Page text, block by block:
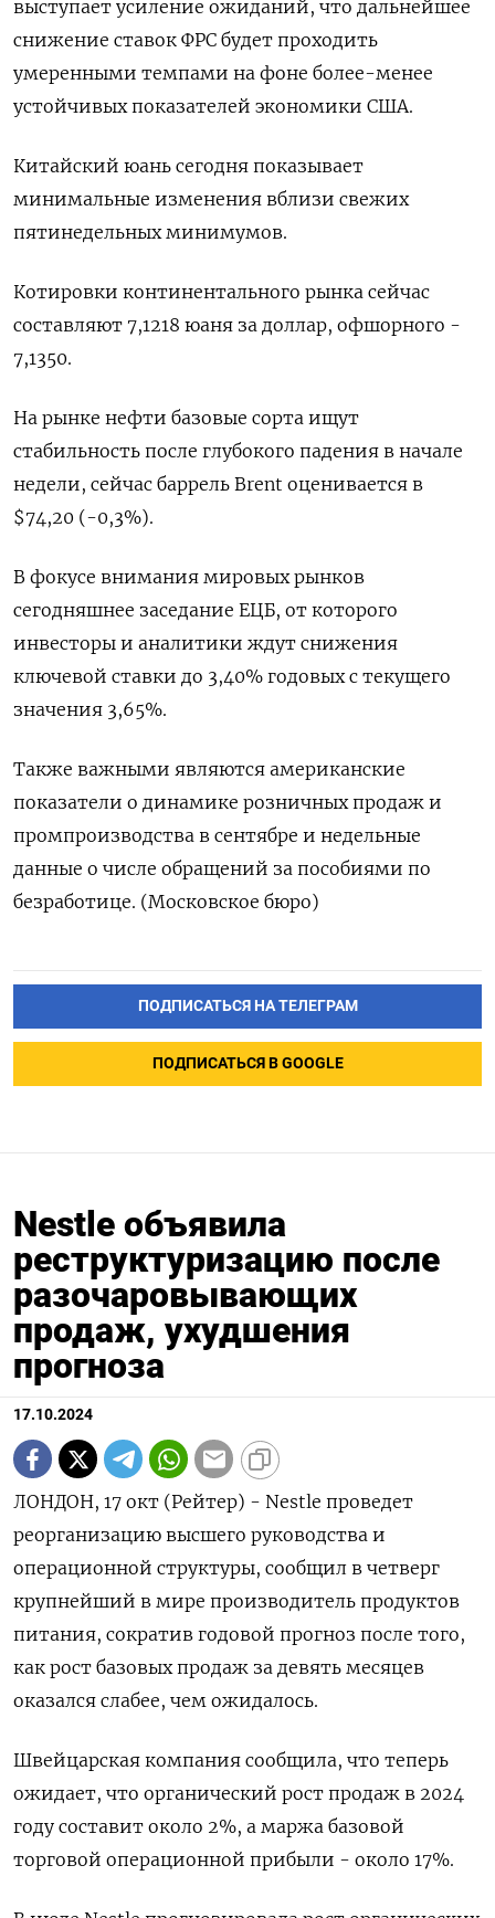
выступает усиление ожиданий, что дальнейшее
снижение ставок ФРС будет проходить
умеренными темпами на фоне более-менее
устойчивых показателей экономики США.
Китайский юань сегодня показывает
минимальные изменения вблизи свежих
пятинедельных минимумов.
Котировки континентального рынка сейчас
составляют 7,1218 юаня за доллар, офшорного -
7,1350.
На рынке нефти базовые сорта ищут
стабильность после глубокого падения в начале
недели, сейчас баррель Brent оценивается в
$74,20 (-0,3%).
В фокусе внимания мировых рынков
сегодняшнее заседание ЕЦБ, от которого
инвесторы и аналитики ждут снижения
ключевой ставки до 3,40% годовых с текущего
значения 3,65%.
Также важными являются американские
показатели о динамике розничных продаж и
промпроизводства в сентябре и недельные
данные о числе обращений за пособиями по
безработице. (Московское бюро)
ПОДПИСАТЬСЯ НА ТЕЛЕГРАМ
ПОДПИСАТЬСЯ В GOOGLE
Nestle объявила
реструктуризацию после
разочаровывающих
продаж, ухудшения
прогноза
17.10.2024
ЛОНДОН, 17 окт (Рейтер) - Nestle проведет
реорганизацию высшего руководства и
операционной структуры, сообщил в четверг
крупнейший в мире производитель продуктов
питания, сократив годовой прогноз после того,
как рост базовых продаж за девять месяцев
оказался слабее, чем ожидалось.
Швейцарская компания сообщила, что теперь
ожидает, что органический рост продаж в 2024
году составит около 2%, а маржа базовой
торговой операционной прибыли - около 17%.